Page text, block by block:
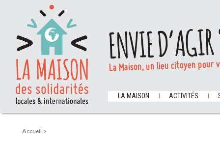
ENVIE
La Maison, un lieu citoyen
LA MAISON ACTIVITÉS
Accueil >